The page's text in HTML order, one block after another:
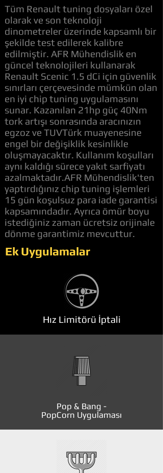
Tüm Renault tuning dosyaları özel
olarak ve son teknoloji
dinometreler üzerinde kapsamlı bir
şekilde test edilerek kalibre
edilmiştir. AFR Mühendislik en
güncel teknolojileri kullanarak
Renault Scenic 1.5 dCi için güvenlik
sınırları çerçevesinde mümkün olan
en iyi chip tuning uygulamasını
sunar. Kazanılan 21hp güç 40Nm
tork artışı sonrasında aracınızın
egzoz ve TUVTürk muayenesine
engel bir değişiklik kesinlikle
oluşmayacaktır. Kullanım koşulları
aynı kaldığı sürece yakıt sarfiyatı
azalmaktadır.AFR Mühendislik'ten
yaptırdığınız chip tuning işlemleri
15 gün koşulsuz para iade garantisi
kapsamındadır. Ayrıca ömür boyu
istediğiniz zaman ücretsiz orijinale
dönme garantimiz mevcuttur.
Ek Uygulamalar
Hız Limitörü İptali
Pop & Bang -
PopCorn Uygulaması